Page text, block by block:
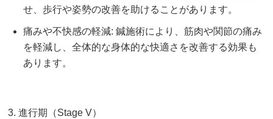
せ、歩行や姿勢の改善を助けることがあります。
痛みや不快感の軽減: 鍼施術により、筋肉や関節の痛み
を軽減し、全体的な身体的な快適さを改善する効果も
あります。
3. 進行期（Stage V）